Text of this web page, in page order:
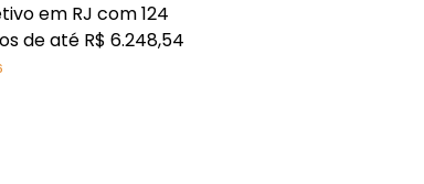
em RJ com 124
de até R$ 6.248,54